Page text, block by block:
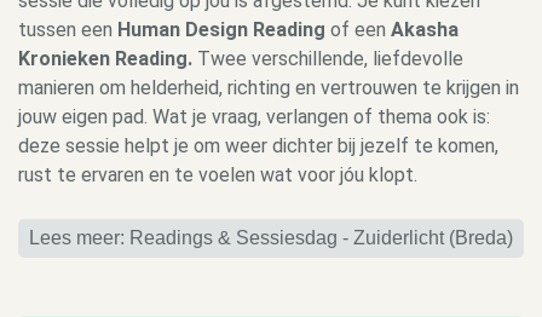
tussen een Human Design Reading of een Akasha
Kronieken Reading. Twee verschillende, liefdevolle
manieren om helderheid, richting en vertrouwen te krijgen in
jouw eigen pad. Wat je vraag, verlangen of thema ook is:
deze sessie helpt je om weer dichter bij jezelf te komen,
rust te ervaren en te voelen wat voor jóu klopt.
Lees meer: Readings & Sessiesdag - Zuiderlicht (Breda)